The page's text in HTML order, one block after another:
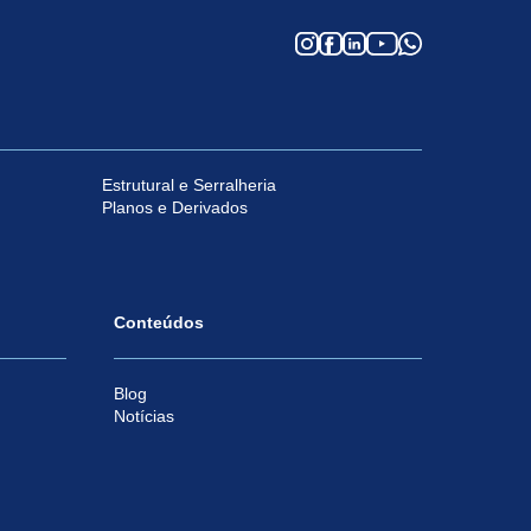
Estrutural e Serralheria
Planos e Derivados
Conteúdos
Blog
Notícias